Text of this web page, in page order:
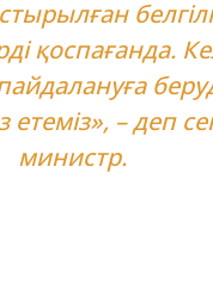
қоспағанда.
– деп
министр.